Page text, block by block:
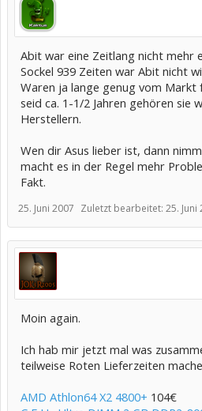
Abit war eine Zeitlang nicht mehr
Sockel 939 Zeiten war Abit nicht
Waren ja lange genug vom Markt
seid ca. 1-1/2 Jahren gehören sie
Herstellern.
Wen dir Asus lieber ist, dann nimm
macht es in der Regel mehr
Fakt.
25. Juni 2007 Zuletzt bearbeitet: 25. Juni
Moin again.
Ich hab mir jetzt mal was
teilweise Roten Lieferzeiten
AMD Athlon64 X2 4800+ 104€